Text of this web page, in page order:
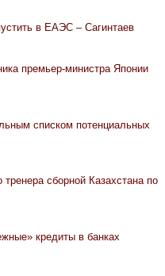
в ЕАЭС – Сагинтаев
премьер-министра Японии
списком потенциальных
сборной Казахстана по
кредиты в банках